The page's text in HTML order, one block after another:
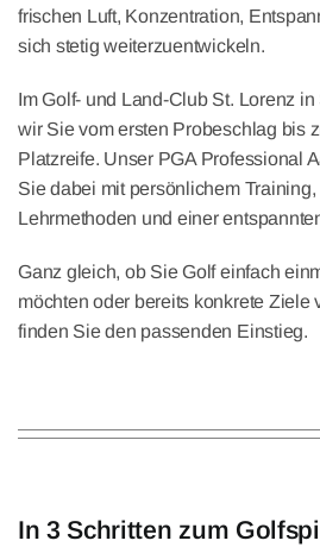
frischen Luft, Konzentration,
sich stetig weiterzuentwickeln.
Im Golf- und Land-Club St. Lorenz
wir Sie vom ersten Probeschlag bis
Platzreife. Unser PGA Professional
Sie dabei mit persönlichem Training,
Lehrmethoden und einer
Ganz gleich, ob Sie Golf einfach
möchten oder bereits konkrete Ziele
finden Sie den passenden Einstieg.
In 3 Schritten zum